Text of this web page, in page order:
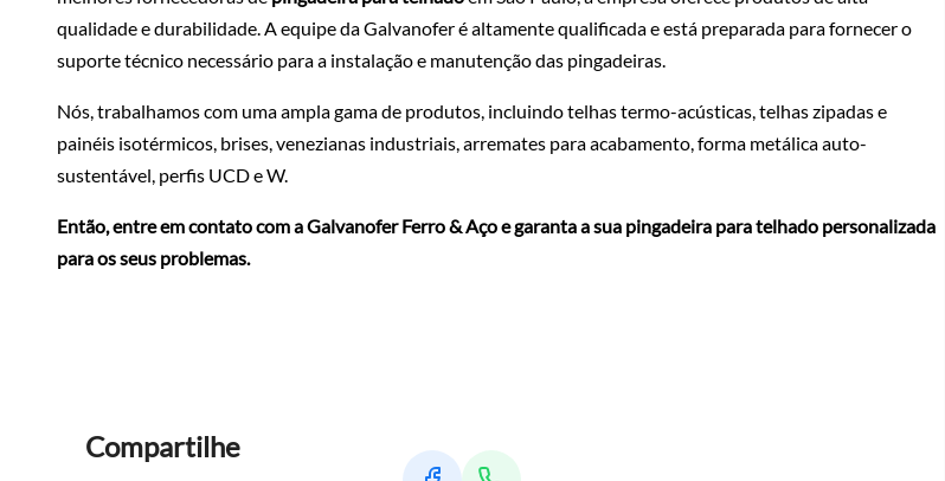
qualidade e durabilidade. A equipe da Galvanofer é altamente qualificada e está preparada para fornecer o
suporte técnico necessário para a instalação e manutenção das pingadeiras.
Nós, trabalhamos com uma ampla gama de produtos, incluindo telhas termo-acústicas, telhas zipadas e
painéis isotérmicos, brises, venezianas industriais, arremates para acabamento, forma metálica auto-
sustentável, perfis UCD e W.
Então, entre em contato com a Galvanofer Ferro & Aço e garanta a sua pingadeira para telhado personalizada
para os seus problemas.
Compartilhe